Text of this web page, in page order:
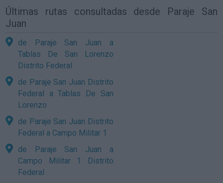
Últimas rutas consultadas desde Paraje San
Juan
de Paraje San Juan a
Tablas De San Lorenzo
Distrito Federal
de Paraje San Juan Distrito
Federal a Tablas De San
Lorenzo
de Paraje San Juan Distrito
Federal a Campo Militar 1
de Paraje San Juan a
Campo Militar 1 Distrito
Federal